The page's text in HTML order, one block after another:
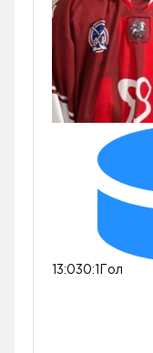
13:030:1 Гол